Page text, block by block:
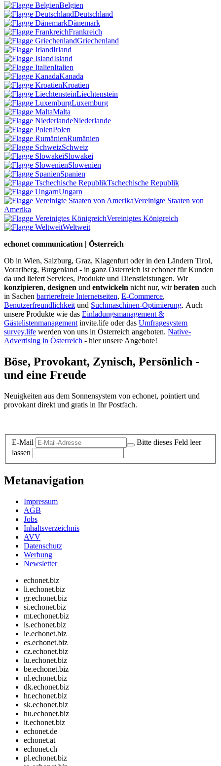
Belgien
Deutschland
Dänemark
Frankreich
Griechenland
Irland
Island
Italien
Kanada
Kroatien
Liechtenstein
Luxemburg
Malta
Niederlande
Polen
Rumänien
Schweiz
Slowakei
Slowenien
Spanien
Tschechische Republik
Ungarn
Vereinigte Staaten von
Amerika
Vereinigtes Königreich
Weltweit
echonet communication | Österreich
Ob in Wien, Salzburg, Graz, Klagenfurt oder in den Ländern Tirol,
Vorarlberg, Burgenland - in ganz Österreich ist echonet für Kunden
da und liefert Services, Produkte und Dienstleistungen. Wir
konzipieren, designen und entwickeln nicht nur, wirberaten auch
in Sachen barrierefreie Internetseiten, E-Commerce,
Benutzerfreundlichkeit und Suchmaschinen-Optimierung. Auch
unsere Produkte wie das Einladungsmanagement &
Gästelistenmanagement invite.life oder das Umfragesystem
survey.life werden von uns in Österreich angeboten. Native-
Advertising in Österreich - hier unsere Angebote!
Böse, Provokant, Zynisch, Persönlich -
und eine Freude
Neuigkeiten aus dem Sonnensystem von echonet, pointiert und
provokant direkt und gratis in Ihr Postfach.
E-Mail
Bitte dieses Feld leer
lassen
Metanavigation
Impressum
AGB
Jobs
Inhaltsverzeichnis
AVV
Datenschutz
Werbung
Newsletter
echonet.biz
li.echonet.biz
gr.echonet.biz
si.echonet.biz
mt.echonet.biz
is.echonet.biz
ie.echonet.biz
es.echonet.biz
cz.echonet.biz
lu.echonet.biz
be.echonet.biz
nl.echonet.biz
dk.echonet.biz
hr.echonet.biz
sk.echonet.biz
hu.echonet.biz
it.echonet.biz
echonet.de
echonet.at
echonet.ch
pl.echonet.biz